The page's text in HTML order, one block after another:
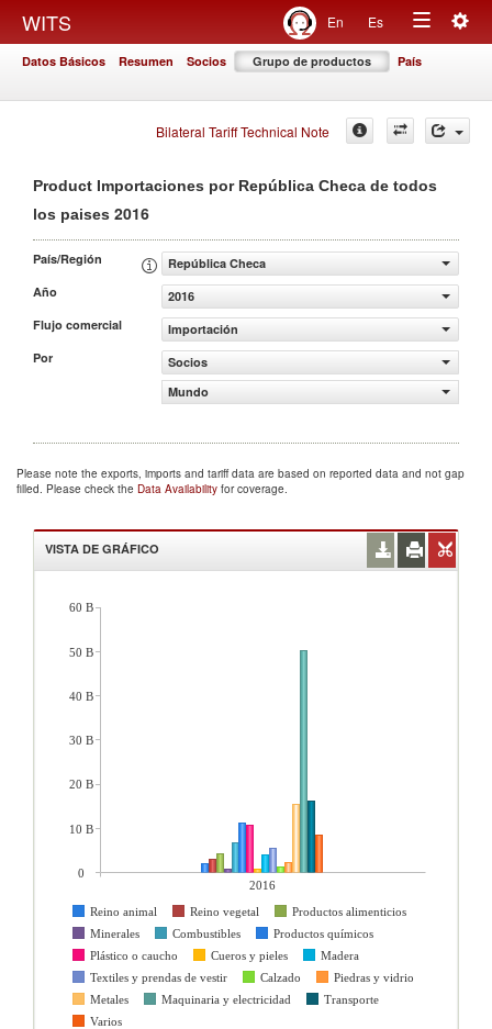
WITS En Es
Toggle
Datos Básicos Resumen Socios Grupo de productos País
Bilateral Tariff Technical Note
Product Importaciones por República Checa de todos
los paises 2016
País/Región
República Checa
Año
2016
Flujo comercial
Importación
Por
Socios
Mundo
Please note the exports, imports and tariff data are based on reported data and not gap
filled. Please check the Data Availability for coverage.
VISTA DE GRÁFICO
2016
Reino animal
Reino vegetal
Productos alimenticios
Minerales
Combustibles
Productos químicos
Plástico o caucho
Cueros y pieles
Madera
Textiles y prendas de vestir
Calzado
Piedras y vidrio
Metales
Maquinaria y electricidad
Transporte
Varios
60 B
50 B
40 B
30 B
20 B
10 B
0